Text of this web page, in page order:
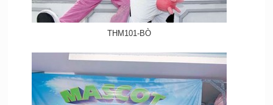
THM101-BÒ